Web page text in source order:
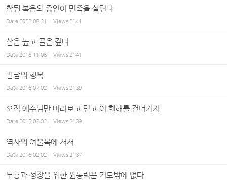
참된 복음의 증인이 민족을 살린다
Date2022.08.21 Views2141
산은 높고 골은 깊다
Date2016.11.06 Views2141
만남의 행복
Date2016.07.02 Views2139
오직 예수님만 바라보고 믿고 이 한해를 건너가자
Date2015.02.02 Views2139
역사의 여울목에 서서
Date2016.02.02 Views2137
부흥과 성장을 위한 원동력은 기도밖에 없다